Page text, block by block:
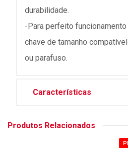
durabilidade.
-Para perfeito
chave de tamanho
ou parafuso.
Características
Produtos Relacionados